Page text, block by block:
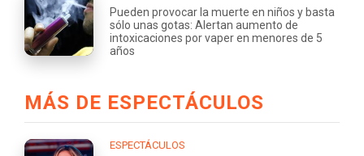
Pueden provocar la muerte en niños y basta
sólo unas gotas: Alertan aumento de
intoxicaciones por vaper en menores de 5
años
MÁS DE ESPECTÁCULOS
ESPECTÁCULOS